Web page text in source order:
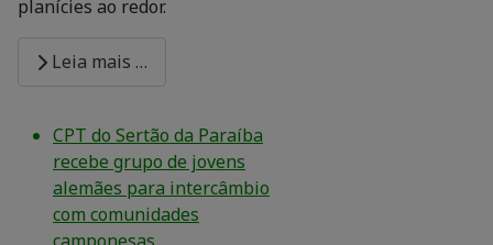
planícies ao redor.
Leia mais …
CPT do Sertão da Paraíba
recebe grupo de jovens
alemães para intercâmbio
com comunidades